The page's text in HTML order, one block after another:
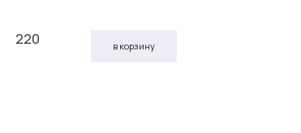
220 в корзину